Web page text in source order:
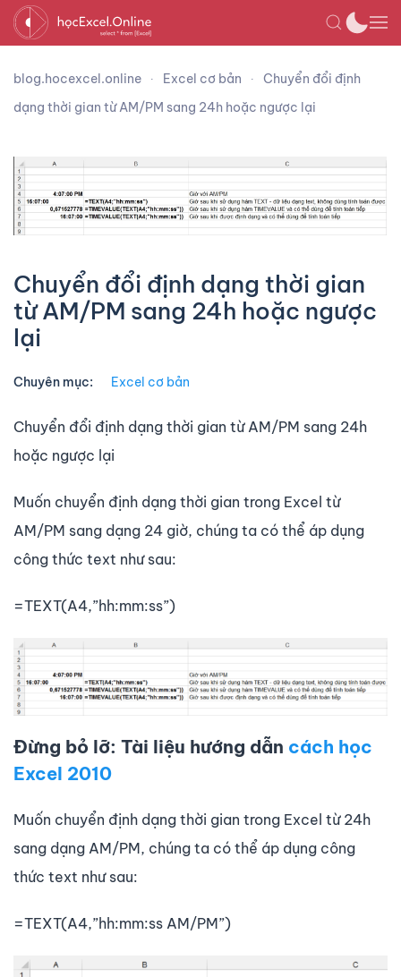
blog.hocexcel.online Excel cơ bản
Chuyển đổi định
dạng thời gian từ AM/PM sang 24h hoặc ngược lại
Chuyển đổi định dạng thời gian
từ AM/PM sang 24h hoặc ngược
lại
Chuyên mục: Excel cơ bản
Chuyển đổi định dạng thời gian từ AM/PM sang 24h
hoặc ngược lại
Muốn chuyển định dạng thời gian trong Excel từ
AM/PM sang dạng 24 giờ, chúng ta có thể áp dụng
công thức text như sau:
=TEXT(A4,”hh:mm:ss”)
Đừng bỏ lỡ: Tài liệu hướng dẫn cách học
Excel 2010
Muốn chuyển định dạng thời gian trong Excel từ 24h
sang dạng AM/PM, chúng ta có thể áp dụng công
thức text như sau:
=TEXT(A4,”hh:mm:ss AM/PM”)